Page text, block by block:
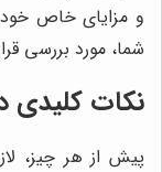
و مزایای خاص خود
شما، مورد بررسی
نکات کلیدی
پیش از هر چیز،